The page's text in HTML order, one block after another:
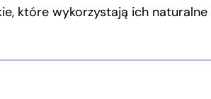
które wykorzystają ich naturalne